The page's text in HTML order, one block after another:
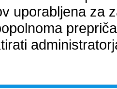
uporabljena za